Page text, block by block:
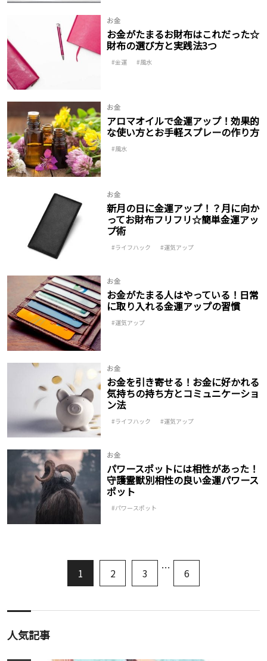
お金
お金がたまるお財布はこれだった☆
財布の選び方と実践法3つ
金運 風水
お金
アロマオイルで金運アップ！効果的
な使い方とお手軽スプレーの作り方
風水
お金
新月の日に金運アップ！？月に向か
ってお財布フリフリ☆簡単金運アッ
プ術
ライフハック 運気アップ
お金
お金がたまる人はやっている！日常
に取り入れる金運アップの習慣
運気アップ
お金
お金を引き寄せる！お金に好かれる
気持ちの持ち方とコミュニケーショ
ン法
ライフハック 運気アップ
お金
パワースポットには相性があった！
守護霊獣別相性の良い金運パワース
ポット
パワースポット
1 2 3 … 6
人気記事